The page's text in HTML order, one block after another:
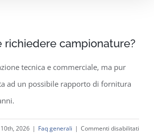
richiedere campionature?
tecnica e commerciale, ma pur
ad un possibile rapporto di fornitura
2026 | Faq generali | Commenti disabilitati